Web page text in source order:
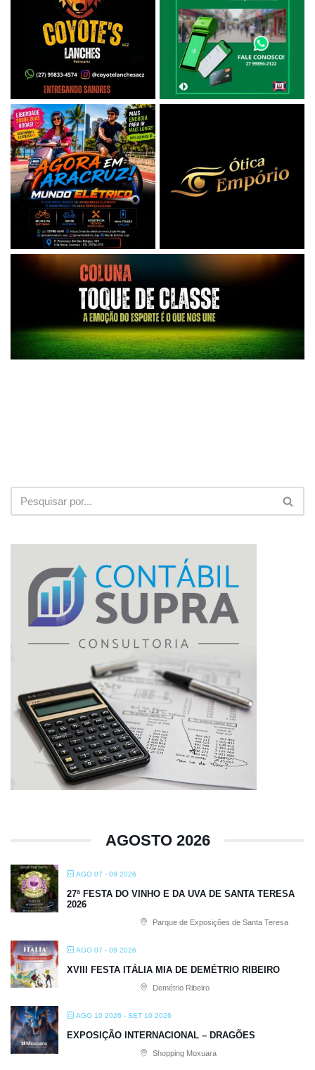
AGOSTO 2026
AGO 07 - 09 2026
27ª FESTA DO VINHO E DA UVA DE SANTA TERESA
2026
Parque de Exposições de Santa Teresa
AGO 07 - 09 2026
XVIII FESTA ITÁLIA MIA DE DEMÉTRIO RIBEIRO
Demétrio Ribeiro
AGO 10 2026 - SET 10 2026
EXPOSIÇÃO INTERNACIONAL – DRAGÕES
Shopping Moxuara